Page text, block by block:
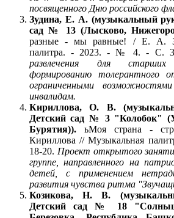
посвященного Дню российского
Зудина, Е. А. (музыкальный
сад № 13 (Лысково,
разные - мы равные! / Е. А.
палитра. - 2023. - № 4. -
развлечения для
формированию толерантного
ограниченными
инвалидам.
Кириллова, О. В.
Детский сад № 3 "Колобок"
Бурятия)). ьМоя страна -
Кириллова // Музыкальная
18-20. Проект открытого
группе, направленного на
детей, с применением
развития чувства ритма
Козикова, Н. В.
Детский сад № 18